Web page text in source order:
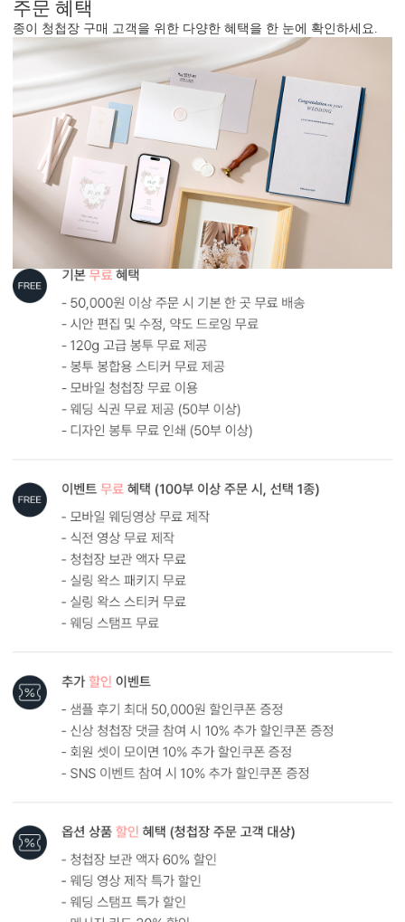
AI로 해상도 UP
AI 업스케일링 기술로 해상도를 보완해드립니다.
다만, 지나치게 저화질인 경우에는 업스케일링 후에도 인쇄 품질에
AI 해상도 업그레이드 신청하기
AI 업스케일링
형태 및 구성
봉합용 스티커 기본 구성입니다.
주문 혜택
종이 청첩장 구매 고객을 위한 다양한 혜택을 한 눈에 확인하세요.